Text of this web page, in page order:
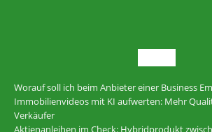
Worauf soll ich beim Anbieter einer Business
Immobilienvideos mit KI aufwerten: Mehr
Verkäufer
Aktienanleihen im Check: Hybridprodukt